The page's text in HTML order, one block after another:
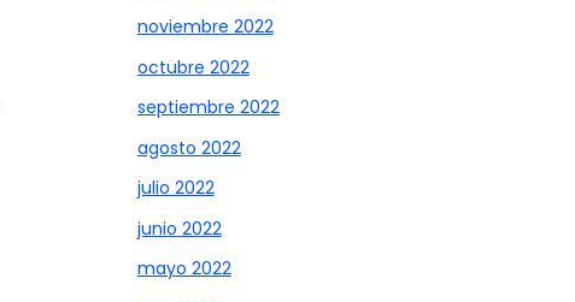
noviembre 2022
octubre 2022
septiembre 2022
agosto 2022
julio 2022
junio 2022
mayo 2022